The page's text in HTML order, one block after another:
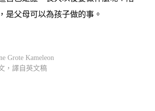
是父母可以為孩子做的事。
Grote Kameleon
，譯自英文稿